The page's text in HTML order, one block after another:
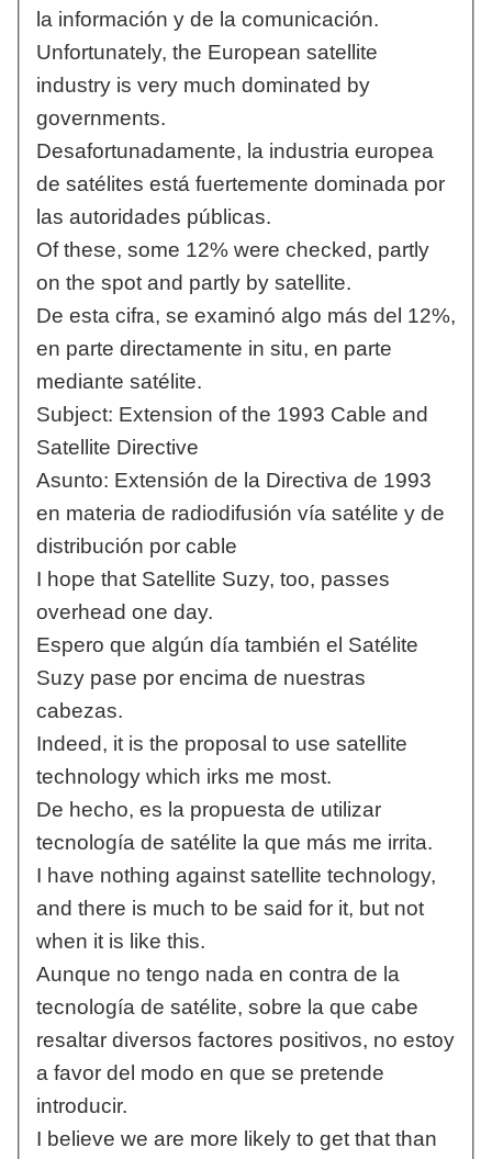
la información y de la comunicación.
Unfortunately, the European satellite
industry is very much dominated by
governments.
Desafortunadamente, la industria europea
de satélites está fuertemente dominada por
las autoridades públicas.
Of these, some 12% were checked, partly
on the spot and partly by satellite.
De esta cifra, se examinó algo más del 12%,
en parte directamente in situ, en parte
mediante satélite.
Subject: Extension of the 1993 Cable and
Satellite Directive
Asunto: Extensión de la Directiva de 1993
en materia de radiodifusión vía satélite y de
distribución por cable
I hope that Satellite Suzy, too, passes
overhead one day.
Espero que algún día también el Satélite
Suzy pase por encima de nuestras
cabezas.
Indeed, it is the proposal to use satellite
technology which irks me most.
De hecho, es la propuesta de utilizar
tecnología de satélite la que más me irrita.
I have nothing against satellite technology,
and there is much to be said for it, but not
when it is like this.
Aunque no tengo nada en contra de la
tecnología de satélite, sobre la que cabe
resaltar diversos factores positivos, no estoy
a favor del modo en que se pretende
introducir.
I believe we are more likely to get that than